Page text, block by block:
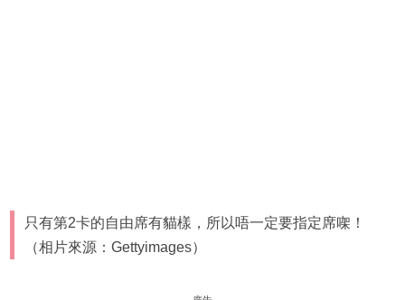
只有第2卡的自由席有貓樣，所以唔一定要指定席㗎！
（相片來源：Gettyimages）